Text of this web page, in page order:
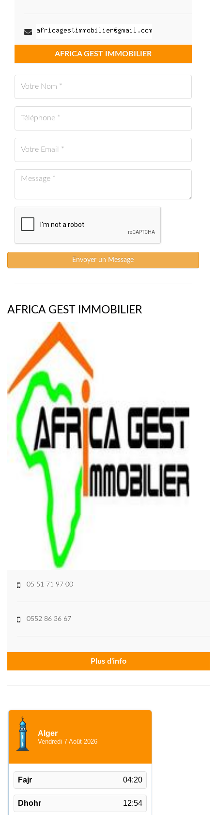
AFRICA GEST IMMOBILIER
Envoyer un Message
AFRICA GEST IMMOBILIER
05 51 71 97 00
0552 86 36 67
Plus d'info